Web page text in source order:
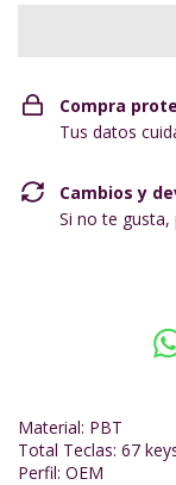
Compra
Tus datos
Cambios y
Si no te
Material: PBT
Total Teclas: 67
Perfil: OEM